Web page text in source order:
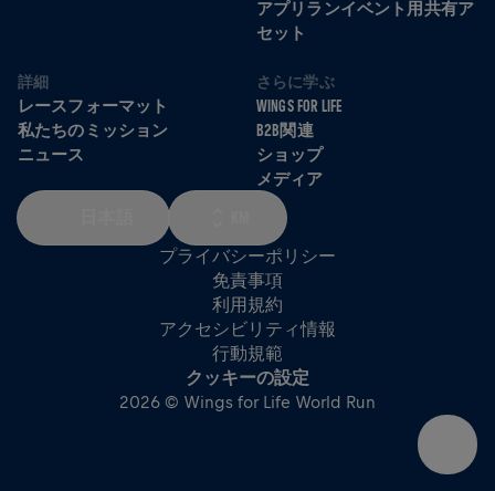
アプリランイベント用共有ア
セット
詳細
レースフォーマット
私たちのミッション
ニュース
さらに学ぶ
WINGS FOR LIFE
B2B関連
ショップ
メディア
プライバシーポリシー
免責事項
利用規約
アクセシビリティ情報
行動規範
クッキーの設定
2026 © Wings for Life World Run